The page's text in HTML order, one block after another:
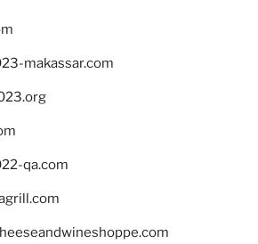
makassar.com
qa.com